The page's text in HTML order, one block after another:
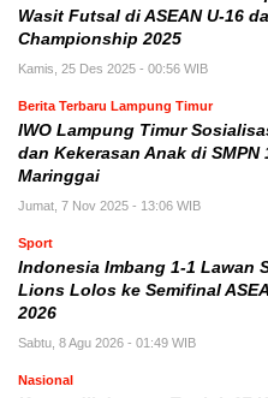
Wasit Futsal di ASEAN U-16
Championship 2025
Kamis, 25 Des 2025 - 00:56 WIB
Berita Terbaru Lampung Timur
IWO Lampung Timur
dan Kekerasan Anak di SMPN
Maringgai
Jumat, 7 Nov 2025 - 13:06 WIB
Sport
Indonesia Imbang 1-1 Lawan
Lions Lolos ke Semifinal
2026
Sabtu, 8 Agu 2026 - 01:49 WIB
Nasional